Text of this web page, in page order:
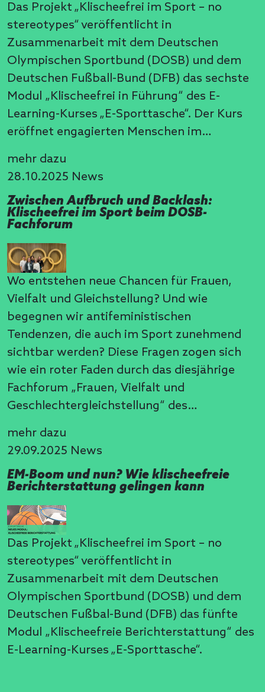
Das Projekt „Klischeefrei im Sport – no
stereotypes“ veröffentlicht in
Zusammenarbeit mit dem Deutschen
Olympischen Sportbund (DOSB) und dem
Deutschen Fußball-Bund (DFB) das sechste
Modul „Klischeefrei in Führung“ des E-
Learning-Kurses „E-Sporttasche“. Der Kurs
eröffnet engagierten Menschen im…
mehr dazu
28.10.2025 News
Zwischen Aufbruch und Backlash:
Klischeefrei im Sport beim DOSB-
Fachforum
Wo entstehen neue Chancen für Frauen,
Vielfalt und Gleichstellung? Und wie
begegnen wir antifeministischen
Tendenzen, die auch im Sport zunehmend
sichtbar werden? Diese Fragen zogen sich
wie ein roter Faden durch das diesjährige
Fachforum „Frauen, Vielfalt und
Geschlechtergleichstellung“ des…
mehr dazu
29.09.2025 News
EM-Boom und nun? Wie klischeefreie
Berichterstattung gelingen kann
Das Projekt „Klischeefrei im Sport – no
stereotypes“ veröffentlicht in
Zusammenarbeit mit dem Deutschen
Olympischen Sportbund (DOSB) und dem
Deutschen Fußbal-Bund (DFB) das fünfte
Modul „Klischeefreie Berichterstattung“ des
E-Learning-Kurses „E-Sporttasche“.